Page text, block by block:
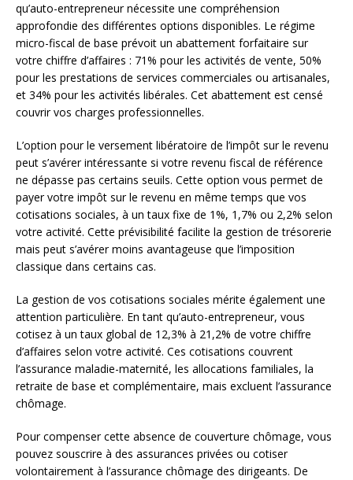
qu’auto-entrepreneur nécessite une compréhension
approfondie des différentes options disponibles. Le régime
micro-fiscal de base prévoit un abattement forfaitaire sur
votre chiffre d’affaires : 71% pour les activités de vente, 50%
pour les prestations de services commerciales ou artisanales,
et 34% pour les activités libérales. Cet abattement est censé
couvrir vos charges professionnelles.
L’option pour le versement libératoire de l’impôt sur le revenu
peut s’avérer intéressante si votre revenu fiscal de référence
ne dépasse pas certains seuils. Cette option vous permet de
payer votre impôt sur le revenu en même temps que vos
cotisations sociales, à un taux fixe de 1%, 1,7% ou 2,2% selon
votre activité. Cette prévisibilité facilite la gestion de trésorerie
mais peut s’avérer moins avantageuse que l’imposition
classique dans certains cas.
La gestion de vos cotisations sociales mérite également une
attention particulière. En tant qu’auto-entrepreneur, vous
cotisez à un taux global de 12,3% à 21,2% de votre chiffre
d’affaires selon votre activité. Ces cotisations couvrent
l’assurance maladie-maternité, les allocations familiales, la
retraite de base et complémentaire, mais excluent l’assurance
chômage.
Pour compenser cette absence de couverture chômage, vous
pouvez souscrire à des assurances privées ou cotiser
volontairement à l’assurance chômage des dirigeants. De